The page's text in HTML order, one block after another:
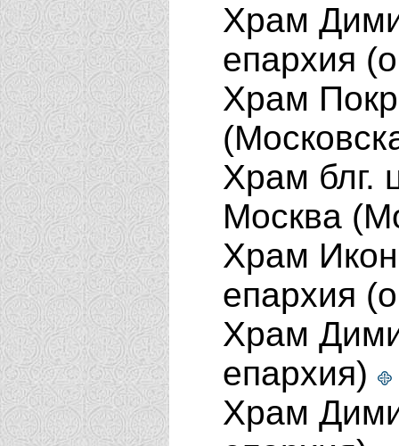
Храм
епархия
Храм
Храм блг.
Москва
Храм
епархия
Храм
епархия)
Храм